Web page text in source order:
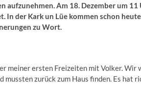
aufzunehmen. Am 18. Dezember um
In der Kark un Lüe kommen schon
zu Wort.
meiner ersten Freizeiten mit Volker. Wir
mussten zurück zum Haus finden. Es hat